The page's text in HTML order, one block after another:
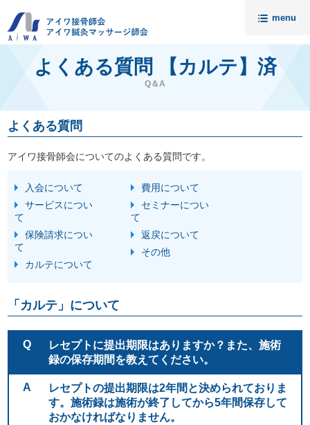
menu
トップ
ニュース
請求代行・開業支援
セミナー
入会案内
料金
無料相談
会員様の声 接骨院売却相談
代理店募集
資料請求は
こちら
開業前の方に！個別無料コンサル実施中
平日 9:00~19:00土 9:00~18:00まで受付(日・祝除く)
よくある質問 【カルテ】済
Q＆A
よくある質問
アイワ接骨師会についてのよくある質問です。
入会について
サービスについ
て
保険請求につい
て
カルテについて
費用について
セミナーについ
て
返戻について
その他
「カルテ」について
Q
レセプトに提出期限はありますか？また、施術
録の保存期間を教えてください。
A
レセプトの提出期限は2年間と決められておりま
す。施術録は施術が終了してから5年間保存して
おかなければなりません。